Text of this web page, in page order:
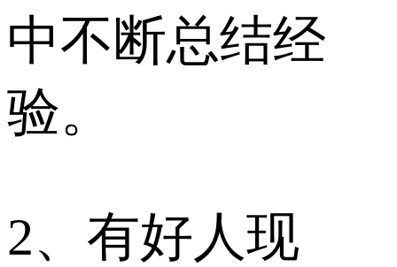
中不断总结经
验。
2、有好人现